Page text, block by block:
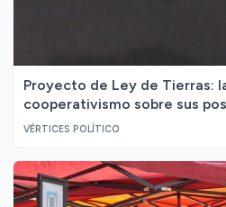
Proyecto de Ley de Tierras:
cooperativismo sobre sus
VÉRTICES POLÍTICO